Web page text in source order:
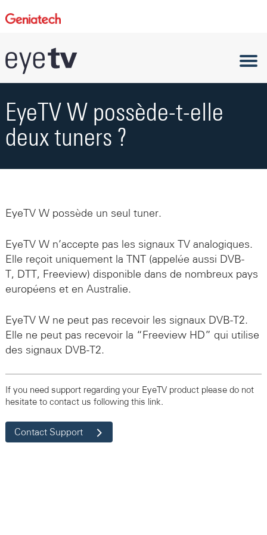
EyeTV W possède-t-elle
deux tuners ?
EyeTV W possède un seul tuner.
EyeTV Wn’accepte pas les signaux TV analogiques.
Elle reçoit uniquement la TNT (appelée aussi DVB-
T, DTT, Freeview) disponible dans de nombreux pays
européens et en Australie.
EyeTV Wne peut pas recevoir les signaux DVB-T2.
Elle ne peut pas recevoir la “Freeview HD” qui utilise
des signaux DVB-T2.
If you need support regarding your EyeTV product please do not
hesitate to contact us following this link.
Contact Support